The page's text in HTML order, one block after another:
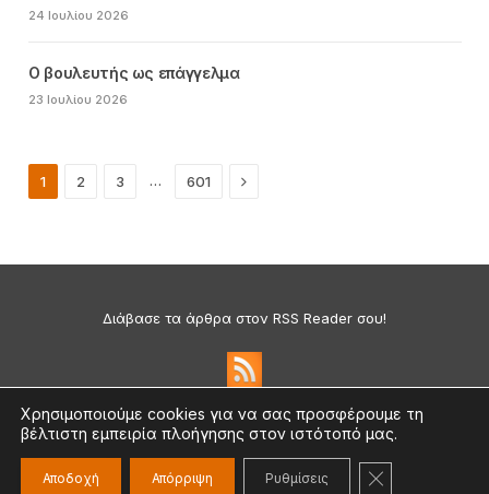
24 Ιουλίου 2026
Ο βουλευτής ως επάγγελμα
23 Ιουλίου 2026
1 2 3 … 601 Next
Διάβασε τα άρθρα στον RSS Reader σου!
Πολιτική Απορρήτου & Cookies
©2026 medium.gr | Designed & Supported bynat.ad
Χρησιμοποιούμε cookies για να σας προσφέρουμε τη
βέλτιστη εμπειρία πλοήγησης στον ιστότοπό μας.
Αποδοχή Απόρριψη Ρυθμίσεις ΚΛΕΊΣΙΜΟ ΤΟΥ